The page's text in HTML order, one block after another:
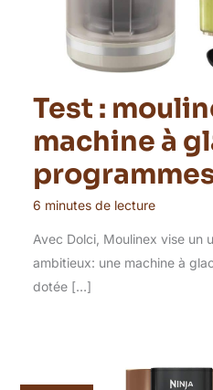
Test :
machine à
6 minutes de lecture
Avec Dolci, Moulinex vise un
ambitieux: une machine à
dotée […]